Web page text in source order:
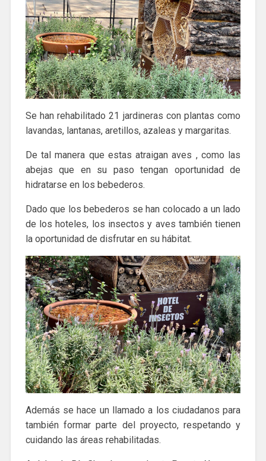
Se han rehabilitado 21 jardineras con plantas como
lavandas, lantanas, aretillos, azaleas y margaritas.
De tal manera que estas atraigan aves , como las
abejas que en su paso tengan oportunidad de
hidratarse en los bebederos.
Dado que los bebederos se han colocado a un lado
de los hoteles, los insectos y aves también tienen
la oportunidad de disfrutar en su hábitat.
Además se hace un llamado a los ciudadanos para
también formar parte del proyecto, respetando y
cuidando las áreas rehabilitadas.